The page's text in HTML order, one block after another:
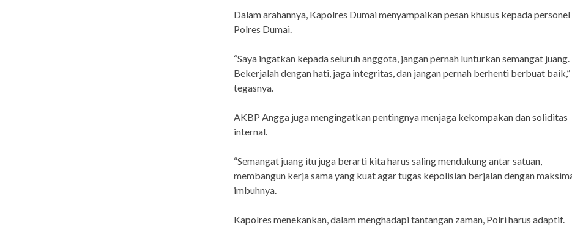
Dalam arahannya, Kapolres Dumai menyampaikan pesan khusus kepada personel
Polres Dumai.
“Saya ingatkan kepada seluruh anggota, jangan pernah lunturkan semangat juang.
Bekerjalah dengan hati, jaga integritas, dan jangan pernah berhenti berbuat baik,”
tegasnya.
AKBP Angga juga mengingatkan pentingnya menjaga kekompakan dan soliditas
internal.
“Semangat juang itu juga berarti kita harus saling mendukung antar satuan,
membangun kerja sama yang kuat agar tugas kepolisian berjalan dengan
imbuhnya.
Kapolres menekankan, dalam menghadapi tantangan zaman, Polri harus adaptif.